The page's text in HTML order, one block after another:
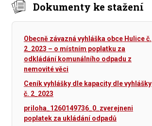
Dokumenty ke stažení
Obecně závazná vyhláška obce Hulice č.
2_2023 – o místním poplatku za
odkládání komunálního odpadu z
nemovité věci
Ceník vyhlášky dle kapacity dle vyhlášky
č. 2_2023
priloha_1260149736_0_zverejneni
poplatek za ukládání odpadů